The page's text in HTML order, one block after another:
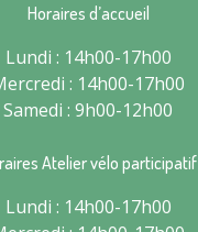
Horaires d’accueil
Lundi : 14h00-17h00
: 14h00-17h00
Samedi : 9h00-12h00
Atelier vélo participatif
Lundi : 14h00-17h00